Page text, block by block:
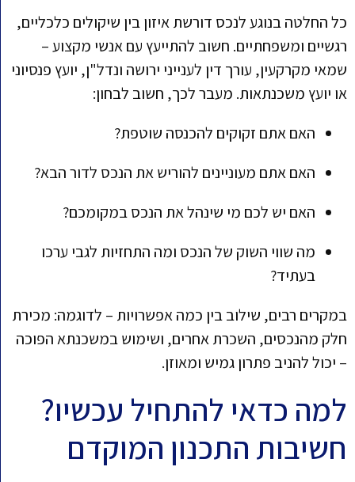
כל החלטה בנוגע לנכס דורשת איזון בין שיקולים כלכליים,
רגשיים ומשפחתיים. חשוב להתייעץ עם אנשי מקצוע –
שמאי מקרקעין, עורך דין לענייני ירושה ונדל"ן, יועץ פנסיוני
או יועץ משכנתאות. מעבר לכך, חשוב לבחון:
האם אתם זקוקים להכנסה שוטפת?
האם אתם מעוניינים להוריש את הנכס לדור הבא?
האם יש לכם מי שינהל את הנכס במקומכם?
מה שווי השוק של הנכס ומה התחזיות לגבי ערכו
בעתיד?
במקרים רבים, שילוב בין כמה אפשרויות – לדוגמה: מכירת
חלק מהנכסים, השכרת אחרים, ושימוש במשכנתא הפוכה
– יכול להניב פתרון גמיש ומאוזן.
למה כדאי להתחיל עכשיו?
חשיבות התכנון המוקדם